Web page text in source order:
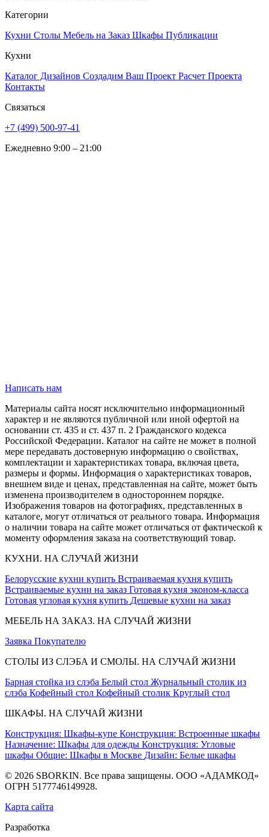
Категории
Кухни Столы Мебель на Заказ Шкафы Публикации
Кухни
Каталог Дизайнов Создадим Ваш Проект Расчет Проекта
Контакты
Связаться
+7 (499) 500-97-41
Ежедневно 9:00 – 21:00
Написать нам
Материалы сайта носят исключительно информационный
характер и не являются публичной или иной офертой на
основании ст. 435 и ст. 437 п. 2 Гражданского кодекса
Российской Федерации. Каталог на сайте не может в полной
мере передавать достоверную информацию о свойствах,
комплектации и характеристиках товара, включая цвета,
размеры и формы. Информация о характеристиках товаров,
внешнем виде и ценах, представленная на сайте, может быть
изменена производителем в одностороннем порядке.
Изображения товаров на фотографиях, представленных в
каталоге, могут отличаться от реального товара. Информация
о наличии товара на сайте может отличаться от фактической к
моменту оформления заказа на соответствующий товар.
КУХНИ. НА СЛУЧАЙ ЖИЗНИ
Белорусские кухни купить Встраиваемая кухня купить
Встраиваемые кухни на заказ Готовая кухня эконом-класса
Готовая угловая кухня купить Дешевые кухни на заказ
МЕБЕЛЬ НА ЗАКАЗ. НА СЛУЧАЙ ЖИЗНИ
Заявка Покупателю
СТОЛЫ ИЗ СЛЭБА И СМОЛЫ. НА СЛУЧАЙ ЖИЗНИ
Барная стойка из слэба Белый стол Журнальный столик из
слэба Кофейный стол Кофейный столик Круглый стол
ШКАФЫ. НА СЛУЧАЙ ЖИЗНИ
Конструкция: Шкафы-купе Конструкция: Встроенные шкафы
Назначение: Шкафы для одежды Конструкция: Угловые
шкафы Общие: Шкафы в Москве Дизайн: Белые шкафы
© 2026 SBORKIN. Все права защищены. ООО «АДАМКОД»
ОГРН 5177746149928.
Карта сайта
Разработка